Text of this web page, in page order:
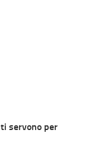
servono per